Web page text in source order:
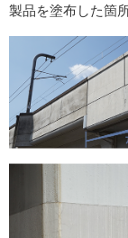
製品を塗布した箇